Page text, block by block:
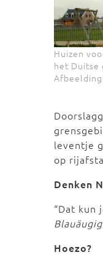
Huizen
het Duitse
leventje
op
Denken
“Dat kun
Hoezo?